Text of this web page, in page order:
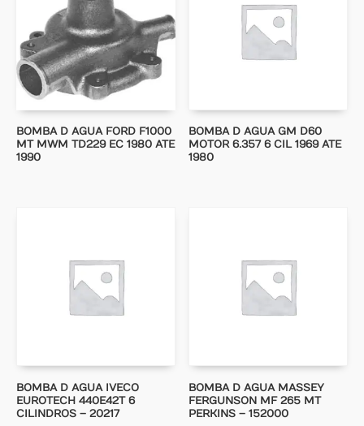
BOMBA D AGUA FORD F1000
MT MWM TD229 EC 1980 ATE
1990
BOMBA D AGUA GM D60
MOTOR 6.357 6 CIL 1969 ATE
1980
BOMBA D AGUA IVECO
EUROTECH 440E42T 6
CILINDROS – 20217
BOMBA D AGUA MASSEY
FERGUNSON MF 265 MT
PERKINS – 152000